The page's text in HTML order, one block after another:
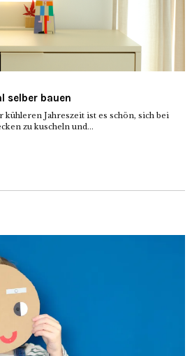
selber bauen
Jahreszeit ist es schön, sich bei
zu kuscheln und...